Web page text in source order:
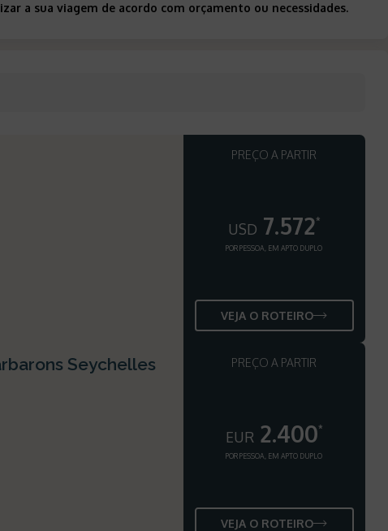
a sua viagem de acordo com orçamento ou necessidades.
PREÇO A PARTIR
USD 7.572*
POR PESSOA, EM APTO DUPLO
VEJA O ROTEIRO
Seychelles PREÇO A PARTIR
EUR 2.400*
POR PESSOA, EM APTO DUPLO
VEJA O ROTEIRO